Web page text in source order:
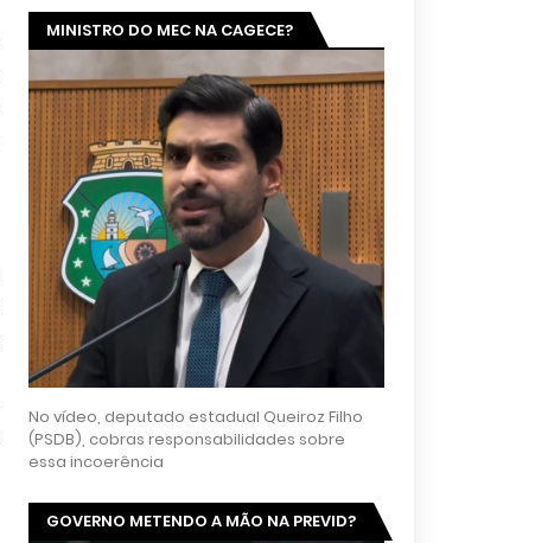
MINISTRO DO MEC NA CAGECE?
No vídeo, deputado estadual Queiroz Filho
(PSDB), cobras responsabilidades sobre
essa incoerência
GOVERNO METENDO A MÃO NA PREVID?